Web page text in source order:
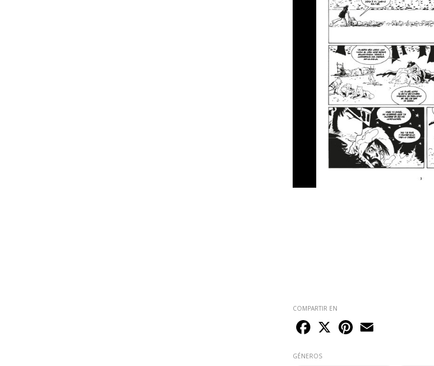
COMPARTIR EN
Facebook
X Pinterest
GÉNEROS